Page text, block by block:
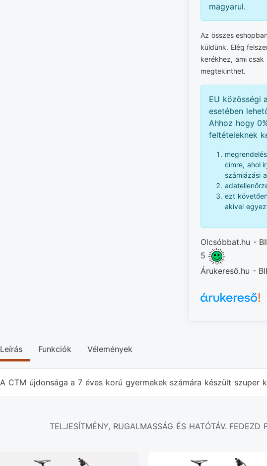
magyarul.
Az összes
küldünk. Elég
kerékhez, ami
megtekinthet.
EU közösségi
esetében
Ahhoz hogy
feltételeknek
címre, ahol
számlázási
ezt
akivel
Olcsóbbat.hu -
5
Árukereső.hu -
Leírás Funkciók Vélemények
A CTM újdonsága a 7 éves korú gyermekek számára készült szuper
TELJESÍTMÉNY, RUGALMASSÁG ÉS HATÓTÁV. FEDEZD